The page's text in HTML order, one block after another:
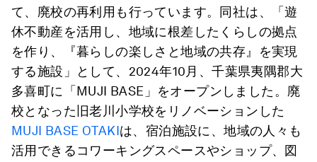
て、廃校の再利用も行っています。同社は、「遊
休不動産を活用し、地域に根差したくらしの拠点
を作り、『暮らしの楽しさと地域の共存』を実現
する施設」として、2024年10月、千葉県夷隅郡大
多喜町に「MUJI BASE」をオープンしました。廃
校となった旧老川小学校をリノベーションした
MUJI BASE OTAKIは、宿泊施設に、地域の人々も
活用できるコワーキングスペースやショップ、図